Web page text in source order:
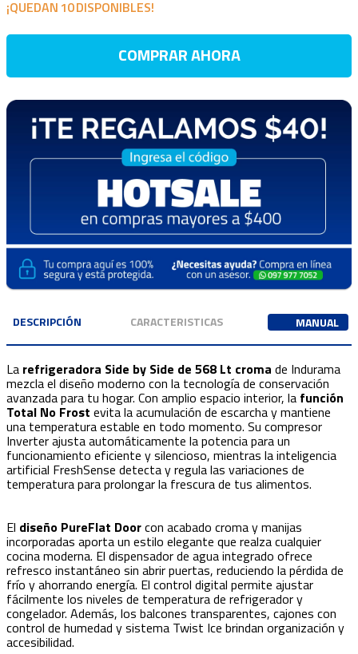
¡QUEDAN 10DISPONIBLES!
COMPRAR AHORA
DESCRIPCIÓN CARACTERISTICAS MANUAL
La refrigeradora Side by Side de 568 Lt croma de Indurama
mezcla el diseño moderno con la tecnología de conservación
avanzada para tu hogar. Con amplio espacio interior, la función
Total No Frost evita la acumulación de escarcha y mantiene
una temperatura estable en todo momento. Su compresor
Inverter ajusta automáticamente la potencia para un
funcionamiento eficiente y silencioso, mientras la inteligencia
artificial FreshSense detecta y regula las variaciones de
temperatura para prolongar la frescura de tus alimentos.
El diseño PureFlat Doorcon acabado croma y manijas
incorporadas aporta un estilo elegante que realza cualquier
cocina moderna. El dispensador de agua integrado ofrece
refresco instantáneo sin abrir puertas, reduciendo la pérdida de
frío y ahorrando energía. El control digital permite ajustar
fácilmente los niveles de temperatura de refrigerador y
congelador. Además, los balcones transparentes, cajones con
control de humedad y sistema Twist Ice brindan organización y
accesibilidad.